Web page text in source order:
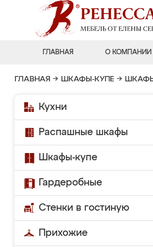
ГЛАВНАЯ О КОМПАНИИ
ГЛАВНАЯ → ШКАФЫ-КУПЕ →
Кухни
Распашные шкафы
Шкафы-купе
Гардеробные
Стенки в гостиную
Прихожие